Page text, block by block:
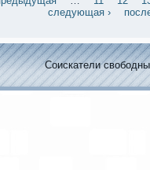
следующая ›
Соискaтели